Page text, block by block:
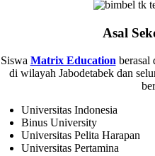
Asal
Siswa Matrix Education berasal
di wilayah Jabodetabek dan
Universitas Indonesia
Binus University
Universitas Pelita Harapan
Universitas Pertamina